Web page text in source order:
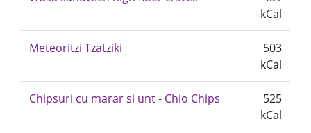
kCal
Meteoritzi Tzatziki
503
kCal
Chipsuri cu marar si unt - Chio Chips
525
kCal